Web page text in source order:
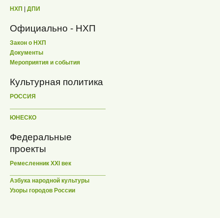
НХП ДПИ
Официально - НХП
Закон о НХП
Документы
Мероприятия и события
Культурная политика
РОССИЯ
ЮНЕСКО
Федеральные
проекты
Ремесленник XXI век
Азбука народной культуры
Узоры городов России